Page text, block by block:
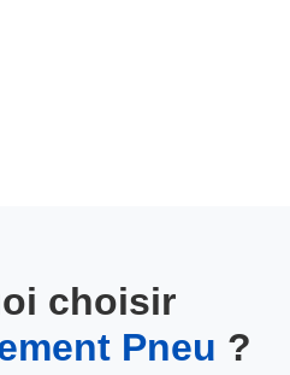
choisir
Pneu ?